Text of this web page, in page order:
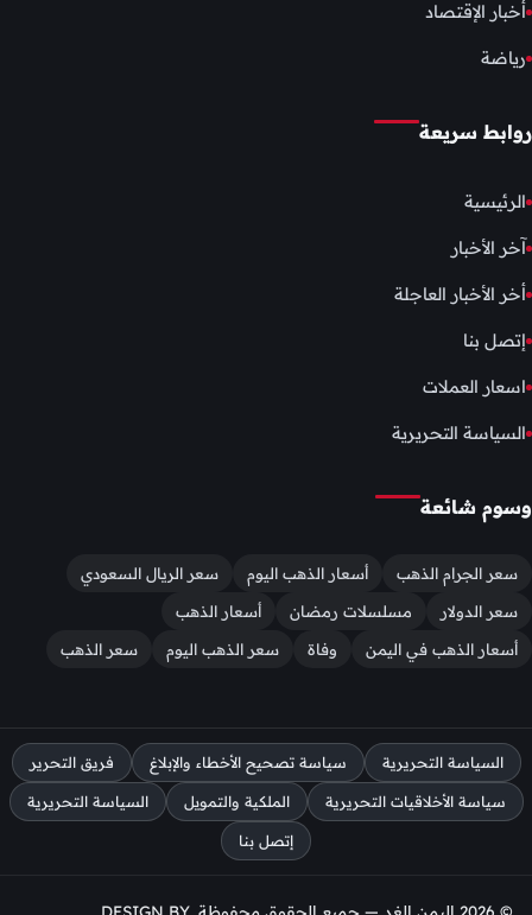
أخبار الإقتصاد
رياضة
روابط سريعة
الرئيسية
آخر الأخبار
أخر الأخبار العاجلة
إتصل بنا
اسعار العملات
السياسة التحريرية
وسوم شائعة
سعر الجرام الذهب أسعار الذهب اليوم
سعر الريال السعودي
سعر الدولار
مسلسلات رمضان
أسعار الذهب
أسعار الذهب في اليمن
وفاة سعر الذهب اليوم سعر الذهب
السياسة التحريرية سياسة تصحيح الأخطاء والإبلاغ فريق التحرير
سياسة الأخلاقيات التحريرية الملكية والتمويل السياسة التحريرية
إتصل بنا